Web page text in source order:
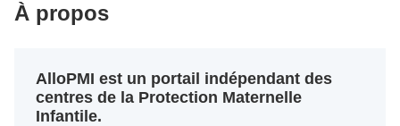
À propos
AlloPMI est un portail indépendant des
centres de la Protection Maternelle
Infantile.